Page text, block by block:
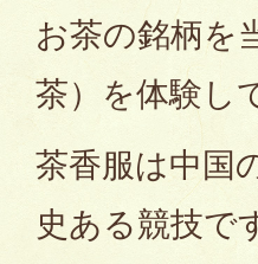
お茶の銘柄を
茶）を体験し
茶香服は中国
史ある競技で